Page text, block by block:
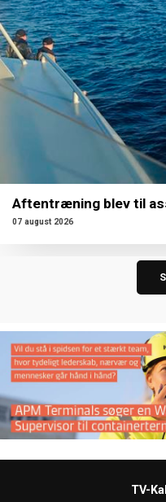
Aftentræning blev til
07 august 2026
TV-